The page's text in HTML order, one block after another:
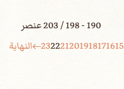
190 - 198 / 203 عنصر
15
16
17
18
19
20
21
22
23 النهاية